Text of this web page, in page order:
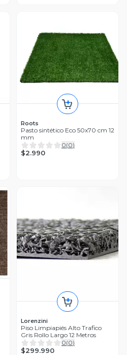
Roots
Pasto sintético Eco 50x70 cm 12
mm
0(0)
$2.990
Lorenzini
Piso Limpiapiés Alto Trafico
Gris Rollo Largo 12 Metros
0(0)
$299.990